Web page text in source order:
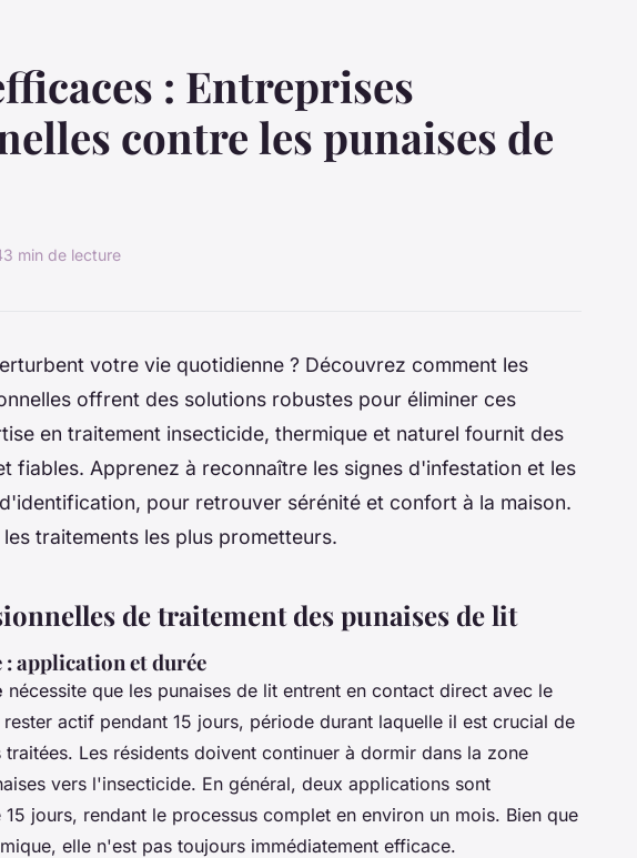
: Entreprises
contre les punaises de
3 min de lecture
votre vie quotidienne ? Découvrez comment les
offrent des solutions robustes pour éliminer ces
en traitement insecticide, thermique et naturel fournit des
fiables. Apprenez à reconnaître les signes d'infestation et les
pour retrouver sérénité et confort à la maison.
traitements les plus prometteurs.
de traitement des punaises de lit
application et durée
nécessite que les punaises de lit entrent en contact direct avec le
actif pendant 15 jours, période durant laquelle il est crucial de
Les résidents doivent continuer à dormir dans la zone
vers l'insecticide. En général, deux applications sont
15 jours, rendant le processus complet en environ un mois. Bien que
elle n'est pas toujours immédiatement efficace.